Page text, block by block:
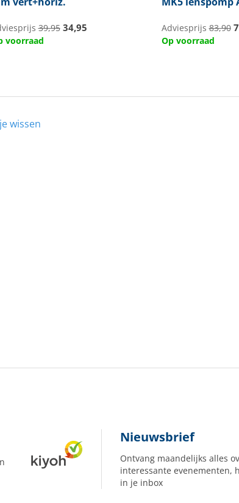
39,95 34,95
voorraad
Adviesprijs83,90
Op voorraad
wissen
Nieuwsbrief
Ontvang maandelijks alles
interessante evenementen,
in je inbox